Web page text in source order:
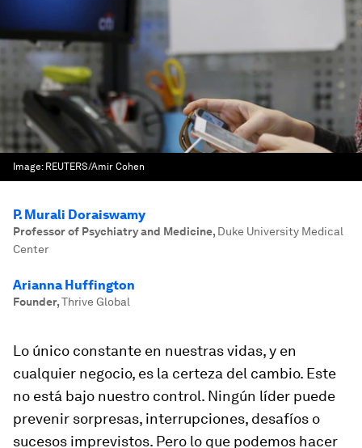
Image: REUTERS/Amir Cohen
P. Murali Doraiswamy
Professor of Psychiatry and Medicine, Duke University Medical
Center
Arianna Huffington
Founder,Thrive Global
Lo único constante en nuestras vidas, y en
cualquier negocio, es la certeza del cambio. Este
no está bajo nuestro control. Ningún líder puede
prevenir sorpresas, interrupciones, desafíos o
sucesos imprevistos. Pero lo que podemos hacer